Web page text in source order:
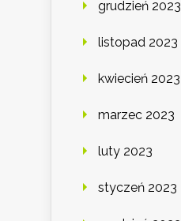
grudzień 2023
listopad 2023
kwiecień 2023
marzec 2023
luty 2023
styczeń 2023